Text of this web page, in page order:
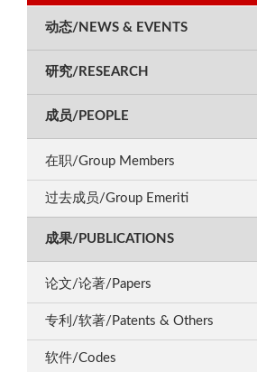
动态/NEWS & EVENTS
研究/RESEARCH
成员/PEOPLE
在职/Group Members
过去成员/Group Emeriti
成果/PUBLICATIONS
论文/论著/Papers
专利/软著/Patents & Others
软件/Codes